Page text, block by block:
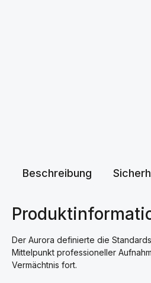
Beschreibung
Der Aurora definierte die
Mittelpunkt professioneller
Vermächtnis fort.